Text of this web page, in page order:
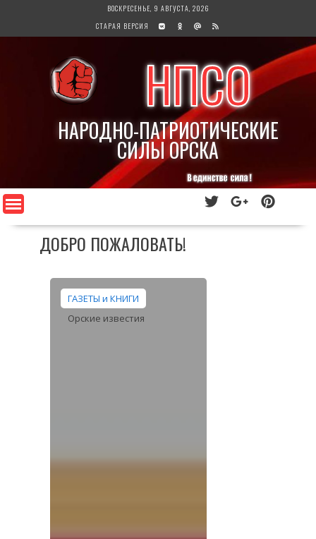
содержимому
ВОСКРЕСЕНЬЕ, 9 АВГУСТА, 2026
СТАРАЯ ВЕРСИЯ
НПСО
НАРОДНО-ПАТРИОТИЧЕСКИЕ
СИЛЫ ОРСКА
ДОБРО ПОЖАЛОВАТЬ!
ГАЗЕТЫ и КНИГИ
Орские известия